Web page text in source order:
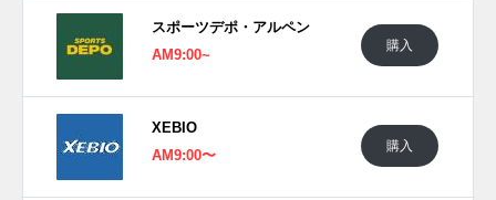
たアスリートに、自分自身を重ね合わせてほしい、というメ
ッセージが込められる。
は$135。
スポーツデポ・アルペン
AM9:00~
購入
XEBIO
AM9:00〜
購入